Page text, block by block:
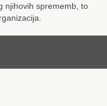
njihovih sprememb, to
dalje